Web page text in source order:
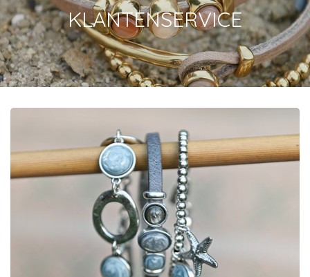
KLANTENSERVICE